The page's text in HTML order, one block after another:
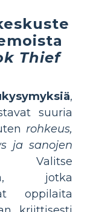
Thief
,
suuria
rohkeus,
ja sanojen
jotka
oppilaita